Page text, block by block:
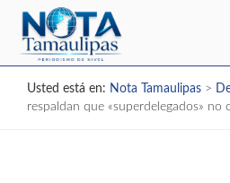
Usted está en: Nota Tamaulipas >
respaldan que «superdelegados» no